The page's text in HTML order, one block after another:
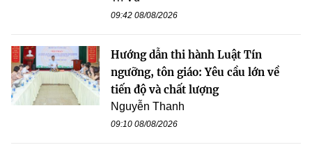
09:42 08/08/2026
Hướng dẫn thi hành Luật Tín
ngưỡng, tôn giáo: Yêu cầu lớn về
tiến độ và chất lượng
Nguyễn Thanh
09:10 08/08/2026